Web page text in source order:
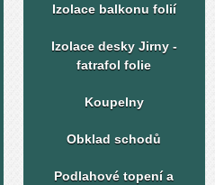
Izolace balkonu folií
Izolace desky Jirny -
fatrafol folie
Koupelny
Obklad schodů
Podlahové topení a